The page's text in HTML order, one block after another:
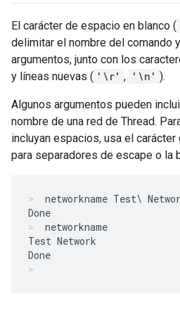
El carácter de espacio en blanco (
delimitar el nombre del comando
argumentos, junto con los
y líneas nuevas ( '\r' , '\n' ).
Algunos argumentos pueden
nombre de una red de Thread.
incluyan espacios, usa el carácter
para separadores de escape o la
networkname Test\
networkname
Test Network